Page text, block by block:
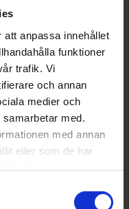
att anpassa innehållet
funktioner
trafik. Vi
och annan
medier och
med.
med annan
eller som de har
Vävd Spårlina Iris
kr
4.9 utav 5 stjärnor